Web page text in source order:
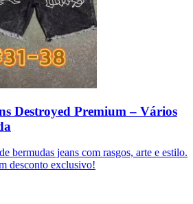
Destroyed Premium – Vários
bermudas jeans com rasgos, arte e estilo.
desconto exclusivo!